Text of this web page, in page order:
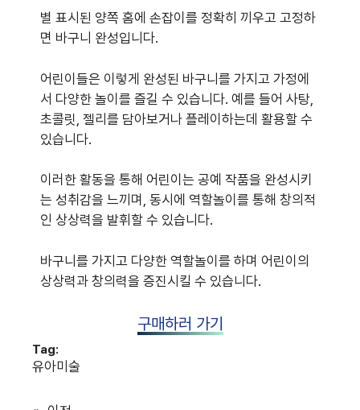
별 표시된 양쪽 홈에 손잡이를 정확히 끼우고 고정하
면 바구니 완성입니다.
어린이들은 이렇게 완성된 바구니를 가지고 가정에
서 다양한 놀이를 즐길 수 있습니다. 예를 들어 사탕,
초콜릿, 젤리를 담아보거나 플레이하는데 활용할 수
있습니다.
이러한 활동을 통해 어린이는 공예 작품을 완성시키
는 성취감을 느끼며, 동시에 역할놀이를 통해 창의적
인 상상력을 발휘할 수 있습니다.
바구니를 가지고 다양한 역할놀이를 하며 어린이의
상상력과 창의력을 증진시킬 수 있습니다.
구매하러 가기
Tag:
유아미술